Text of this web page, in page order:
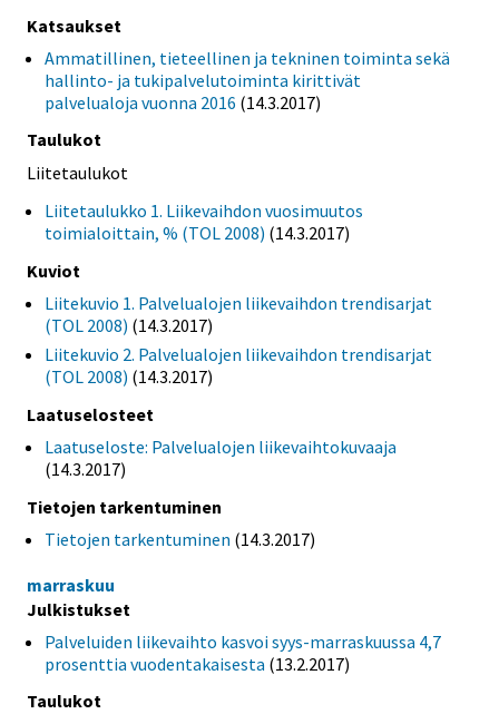
Katsaukset
Ammatillinen, tieteellinen ja tekninen toiminta sekä
hallinto- ja tukipalvelutoiminta kirittivät
palvelualoja vuonna 2016 (14.3.2017)
Taulukot
Liitetaulukot
Liitetaulukko 1. Liikevaihdon vuosimuutos
toimialoittain, % (TOL 2008) (14.3.2017)
Kuviot
Liitekuvio 1. Palvelualojen liikevaihdon trendisarjat
(TOL 2008) (14.3.2017)
Liitekuvio 2. Palvelualojen liikevaihdon trendisarjat
(TOL 2008) (14.3.2017)
Laatuselosteet
Laatuseloste: Palvelualojen liikevaihtokuvaaja
(14.3.2017)
Tietojen tarkentuminen
Tietojen tarkentuminen (14.3.2017)
marraskuu
Julkistukset
Palveluiden liikevaihto kasvoi syys-marraskuussa 4,7
prosenttia vuodentakaisesta (13.2.2017)
Taulukot